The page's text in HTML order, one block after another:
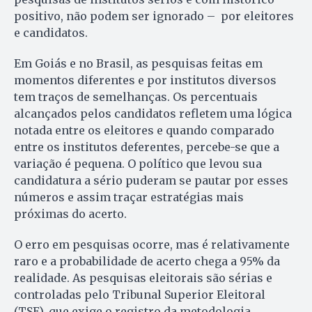
positivo, não podem ser ignorado – por eleitores
e candidatos.
Em Goiás e no Brasil, as pesquisas feitas em
momentos diferentes e por institutos diversos
tem traços de semelhanças. Os percentuais
alcançados pelos candidatos refletem uma lógica
notada entre os eleitores e quando comparado
entre os institutos deferentes, percebe-se que a
variação é pequena. O político que levou sua
candidatura a sério puderam se pautar por esses
números e assim traçar estratégias mais
próximas do acerto.
O erro em pesquisas ocorre, mas é relativamente
raro e a probabilidade de acerto chega a 95% da
realidade. As pesquisas eleitorais são sérias e
controladas pelo Tribunal Superior Eleitoral